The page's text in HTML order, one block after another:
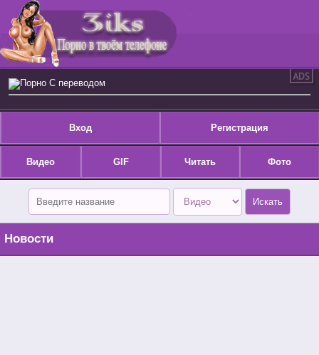
Порно С переводом
Вход Регистрация
Видео GIF Читать Фото
Новости